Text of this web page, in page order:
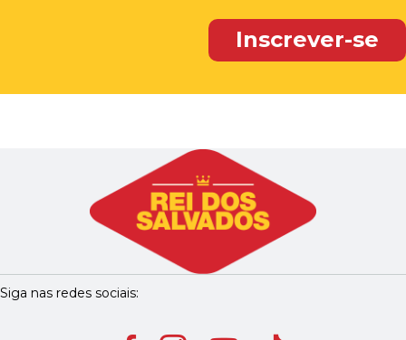
Siga nas redes sociais: